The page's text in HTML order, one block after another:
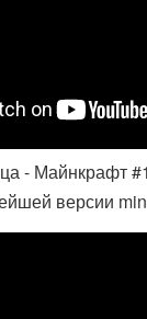
- Майнкрафт
версии